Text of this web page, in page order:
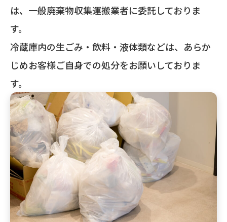
は、一般廃棄物収集運搬業者に委託しておりま
す。
冷蔵庫内の生ごみ・飲料・液体類などは、あらか
じめお客様ご自身での処分をお願いしておりま
す。